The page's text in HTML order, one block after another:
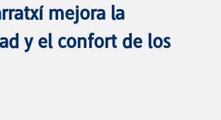
mejora la
y el confort de los